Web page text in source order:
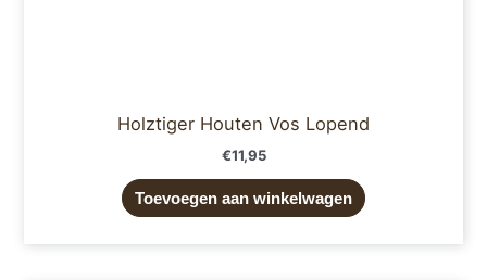
Holztiger Houten Vos Lopend
€11,95
Toevoegen aan winkelwagen